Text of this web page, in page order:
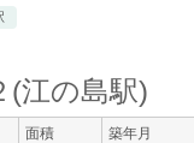
(江の島駅)
面積
築年月